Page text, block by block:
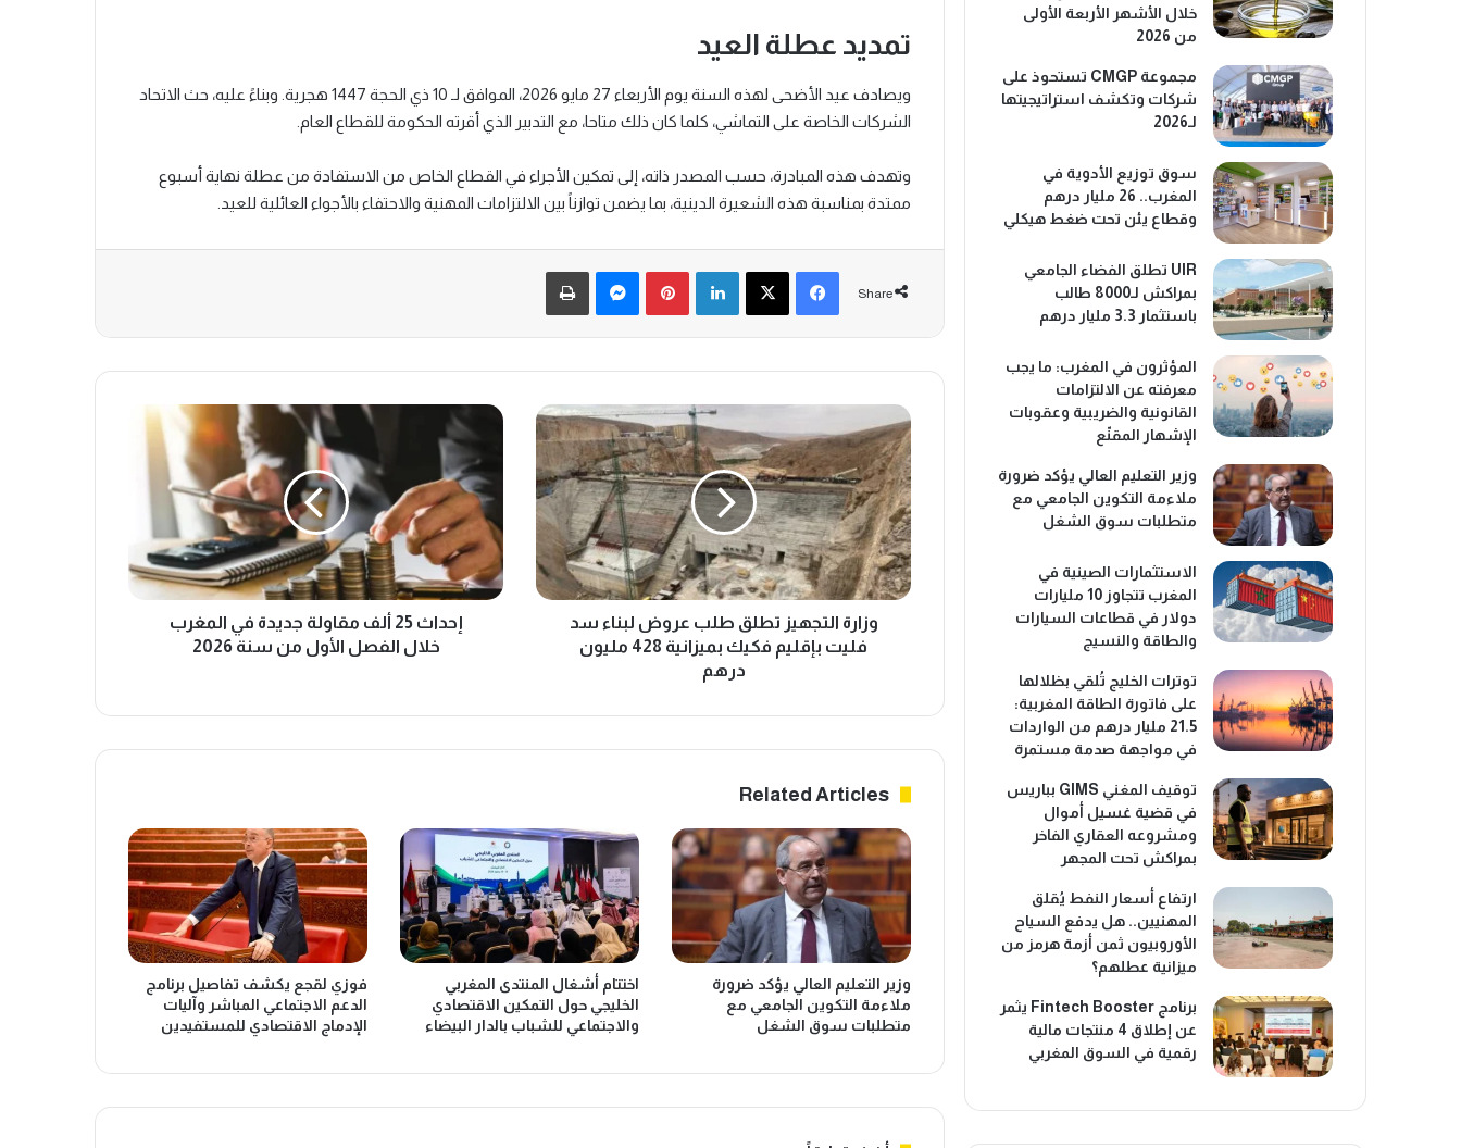
تمديد عطلة العيد
ويصادف عيد الأضحى لهذه السنة يوم الأربعاء 27 مايو 2026، الموافق لـ 10 ذي الحجة 1447 هجرية. وبناءً عليه، حث الاتحاد
الشركات الخاصة على التماشي، كلما كان ذلك متاحا، مع التدبير الذي أقرته الحكومة للقطاع العام.
وتهدف هذه المبادرة، حسب المصدر ذاته، إلى تمكين الأجراء في القطاع الخاص من الاستفادة من عطلة نهاية أسبوع
ممتدة بمناسبة هذه الشعيرة الدينية، بما يضمن توازناً بين الالتزامات المهنية والاحتفاء بالأجواء العائلية للعيد.
Share
Facebook
X
LinkedIn
و
ز
ا
ر
ة
ا
ل
ت
ج
ط
ل
ب
ع
ر
و
ض
ل
ن
ا
ء
د
وزارة التجهيز تطلق طلب عروض لبناء سد
فليت بإقليم فكيك بميزانية 428 مليون
درهم
إ
2
5
أ
ل
و
ي
د
ة
ف
ي
ا
ل
م
غ
ر
خ
إحداث 25 ألف مقاولة جديدة في المغرب
خلال الفصل الأول من سنة 2026
Related Articles
وزير التعليم العالي يؤكد ضرورة
ملاءمة التكوين الجامعي مع
متطلبات سوق الشغل
اختتام أشغال المنتدى المغربي
الخليجي حول التمكين الاقتصادي
والاجتماعي للشباب بالدار البيضاء
فوزي لقجع يكشف تفاصيل برنامج
الدعم الاجتماعي المباشر وآليات
الإدماج الاقتصادي للمستفيدين
خلال الأشهر الأربعة الأولى
من 2026
مجموعة CMGP تستحوذ على
شركات وتكشف استراتيجيتها
لـ2026
سوق توزيع الأدوية في
المغرب.. 26 مليار درهم
وقطاع يئن تحت ضغط هيكلي
UIR تطلق الفضاء الجامعي
بمراكش لـ8000 طالب
باستثمار 3.3 مليار درهم
المؤثرون في المغرب: ما يجب
معرفته عن الالتزامات
القانونية والضريبية وعقوبات
الإشهار المقنّع
وزير التعليم العالي يؤكد ضرورة
ملاءمة التكوين الجامعي مع
متطلبات سوق الشغل
الاستثمارات الصينية في
المغرب تتجاوز 10 مليارات
دولار في قطاعات السيارات
والطاقة والنسيج
توترات الخليج تُلقي بظلالها
على فاتورة الطاقة المغربية:
21.5 مليار درهم من الواردات
في مواجهة صدمة مستمرة
توقيف المغني GIMS بباريس
في قضية غسيل أموال
ومشروعه العقاري الفاخر
بمراكش تحت المجهر
ارتفاع أسعار النفط يُقلق
المهنيين.. هل يدفع السياح
الأوروبيون ثمن أزمة هرمز من
ميزانية عطلهم؟
برنامج Fintech Booster يثمر
عن إطلاق 4 منتجات مالية
رقمية في السوق المغربي